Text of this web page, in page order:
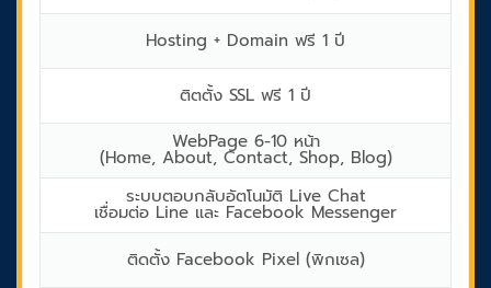
Hosting + Domain ฟรี 1 ปี
ติตตั้ง SSL ฟรี 1 ปี
WebPage 6-10 หน้า
(Home, About, Contact, Shop, Blog)
ระบบตอบกลับอัตโนมัติ Live Chat
เชื่อมต่อ Line และ Facebook Messenger
ติดตั้ง Facebook Pixel (พิกเซล)